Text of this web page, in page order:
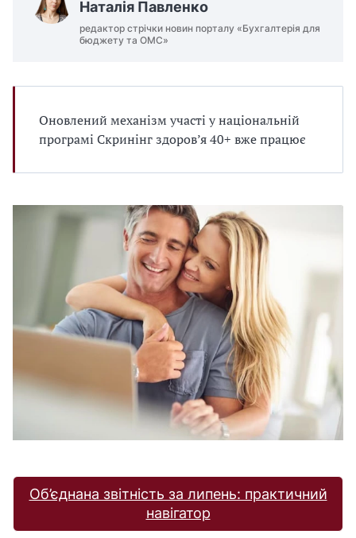
Наталія Павленко
редактор стрічки новин порталу «Бухгалтерія для
бюджету та ОМС»
Оновлений механізм участі у національній
програмі Скринінг здоров’я 40+ вже працює
Об’єднана звітність за липень: практичний
навігатор